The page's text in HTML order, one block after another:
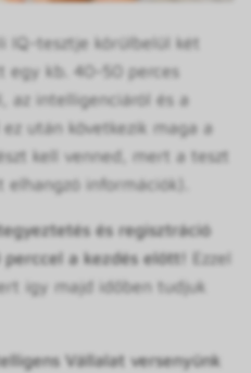
IQ-tesztje körülbelül két
egy kb. 40-50 perces
az intelligenciáról és a
után következik maga a
kell venned, mert a teszt
információk).
és regisztráció
a kezdés előtt!
Ezzel
így majd időben tudjuk
Vállalat versenyünk